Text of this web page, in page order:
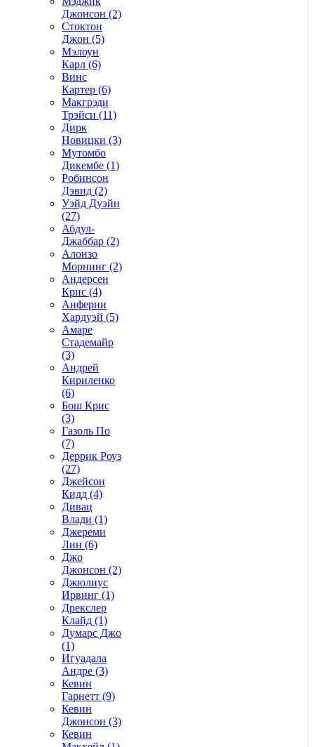
Джонсон (2)
Стоктон
Джон (5)
Мэлоун
Карл (6)
Винс
Картер (6)
Макгрэди
Трэйси (11)
Дирк
Новицки (3)
Мутомбо
Дикембе (1)
Робинсон
Дэвид (2)
Уэйд Дуэйн
(27)
Абдул-
Джаббар (2)
Алонзо
Морнинг (2)
Андерсен
Крис (4)
Анферни
Xардуэй (5)
Амаре
Стадемайр
(3)
Андрей
Кириленко
(6)
Бош Крис
(3)
Газоль По
(7)
Деррик Роуз
(27)
Джейсон
Кидд (4)
Дивац
Влади (1)
Джереми
Лин (6)
Джо
Джонсон (2)
Джюлиус
Ирвинг (1)
Дрекслер
Клайд (1)
Думарс Джо
(1)
Игуадала
Андре (3)
Кевин
Гарнетт (9)
Кевин
Джонсон (3)
Кевин